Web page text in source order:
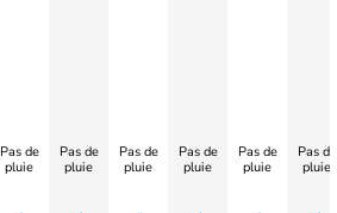
Pas de
pluie
Pas de
pluie
Pas de
pluie
Pas de
pluie
Pas de
pluie
Pas de
pluie